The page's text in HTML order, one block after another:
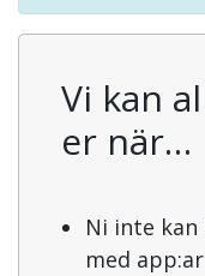
Vi kan
er när…
Ni inte
med app:ar